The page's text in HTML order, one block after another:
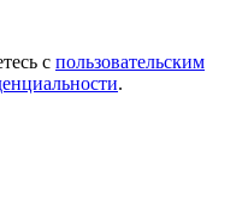
с пользовательским
.